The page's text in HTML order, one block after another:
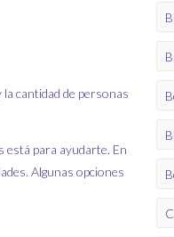
cantidad de personas
está para ayudarte. En
Algunas opciones